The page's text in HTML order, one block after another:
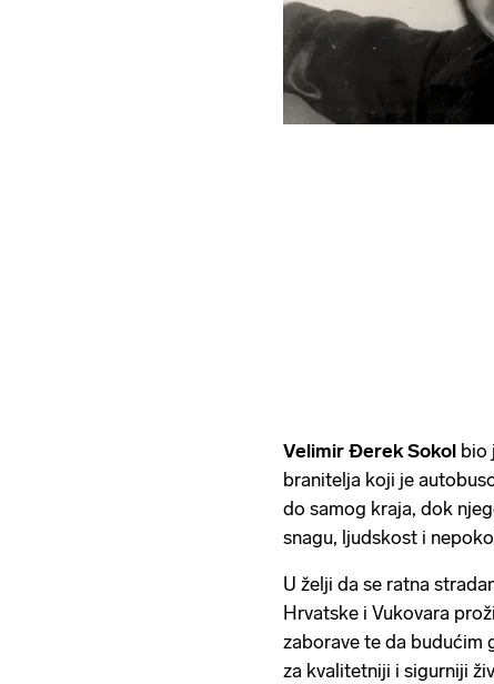
Velimir Đerek Sokol bio
branitelja koji je
do samog kraja, dok
snagu, ljudskost i
U želji da se ratna
Hrvatske i Vukovara
zaborave te da budućim
za kvalitetniji i sigurniji